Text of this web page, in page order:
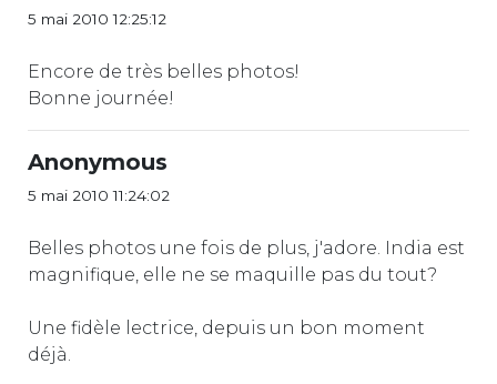
5 mai 2010 12:25:12
Encore de très belles photos!
Bonne journée!
Anonymous
5 mai 2010 11:24:02
Belles photos une fois de plus, j'adore. India est
magnifique, elle ne se maquille pas du tout?
Une fidèle lectrice, depuis un bon moment
déjà.